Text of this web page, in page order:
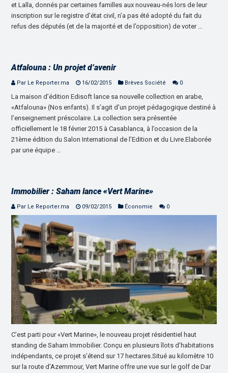
et Lalla, donnés par certaines familles aux nouveau-nés lors de leur
inscription sur le registre d’état civil, n’a pas été adopté du fait du
refus des députés (et de la majorité et de l’opposition) de voter …
Atfalouna : Un projet d’avenir
Par Le Reporter.ma 16/02/2015 Brèves Société 0
La maison d’édition Edisoft lance sa nouvelle collection en arabe,
«Atfalouna» (Nos enfants). Il s’agit d’un projet pédagogique destiné à
l’enseignement préscolaire. La collection sera présentée
officiellement le 18 février 2015 à Casablanca, à l’occasion de la
21ème édition du Salon International de l’Edition et du Livre.Elaborée
par une équipe …
Immobilier : Saham lance «Vert Marine»
Par Le Reporter.ma 09/02/2015 Économie 0
C’est parti pour «Vert Marine», le nouveau projet résidentiel haut
standing de Saham Immobilier. Conçu en plusieurs îlots d’habitations
indépendants, ce projet s’étend sur 17 hectares.Situé au kilomètre 10
sur la route d’Azemmour, Vert Marine offre une vue sur le golf de Dar